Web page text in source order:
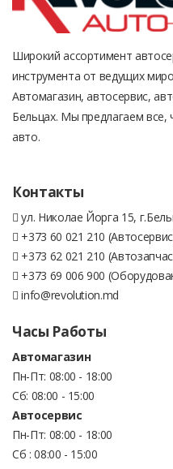
Широкий ассортимент
инструмента от ведущих
Автомагазин, автосервис,
Бельцах. Мы предлагаем
авто.
Контакты
ул. Николае Йорга 15,
+373 60 021 210
+373 62 021 210
+373 69 006 900
info@revolution.md
Часы Работы
Автомагазин
Пн-Пт: 08:00 - 18:00
Сб: 08:00 - 15:00
Автосервис
Пн-Пт: 08:00 - 18:00
Сб : 08:00 - 15:00